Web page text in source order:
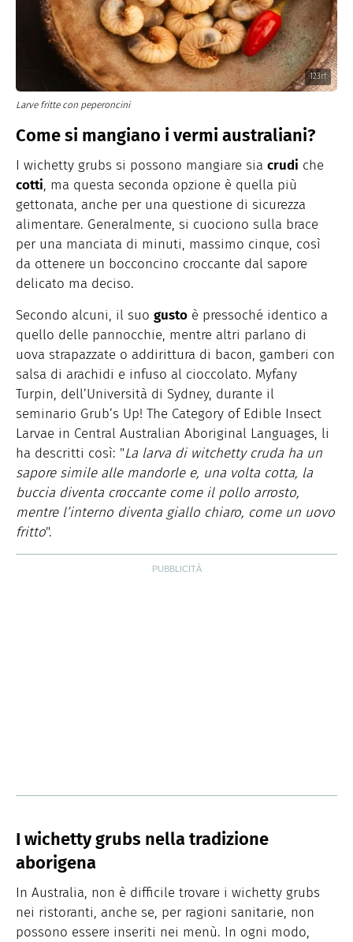
123rf
Larve fritte con peperoncini
Come si mangiano i vermi australiani?
I wichetty grubs si possono mangiare sia crudi che
cotti, ma questa seconda opzione è quella più
gettonata, anche per una questione di sicurezza
alimentare. Generalmente, si cuociono sulla brace
per una manciata di minuti, massimo cinque, così
da ottenere un bocconcino croccante dal sapore
delicato ma deciso.
Secondo alcuni, il suo gusto è pressoché identico a
quello delle pannocchie, mentre altri parlano di
uova strapazzate o addirittura di bacon, gamberi con
salsa di arachidi e infuso al cioccolato. Myfany
Turpin, dell’Università di Sydney, durante il
seminario Grub’s Up! The Category of Edible Insect
Larvae in Central Australian Aboriginal Languages, li
ha descritti così: "La larva di witchetty cruda ha un
sapore simile alle mandorle e, una volta cotta, la
buccia diventa croccante come il pollo arrosto,
mentre l’interno diventa giallo chiaro, come un uovo
fritto".
I wichetty grubs nella tradizione
aborigena
In Australia, non è difficile trovare i wichetty grubs
nei ristoranti, anche se, per ragioni sanitarie, non
possono essere inseriti nei menù. In ogni modo,